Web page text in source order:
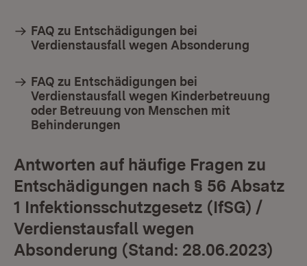
FAQ zu Entschädigungen bei
Verdienstausfall wegen Absonderung
FAQ zu Entschädigungen bei
Verdienstausfall wegen Kinderbetreuung
oder Betreuung von Menschen mit
Behinderungen
Antworten auf häufige Fragen zu
Entschädigungen nach § 56 Absatz
1 Infektionsschutzgesetz (IfSG) /
Verdienstausfall wegen
Absonderung (Stand: 28.06.2023)